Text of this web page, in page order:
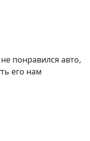
понравился авто,
его нам